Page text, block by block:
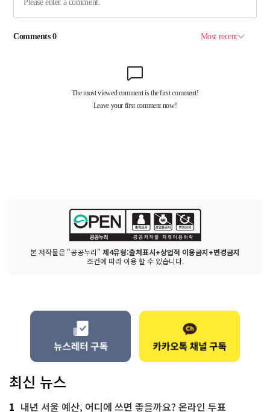
본 저작물은 "공공누리" 제4유형:출처표시+상업적 이용금지+변경금지
조건에 따라 이용 할 수 있습니다.
최신 뉴스
1 내년 서울 예산, 어디에 쓰면 좋을까요? 온라인 투표